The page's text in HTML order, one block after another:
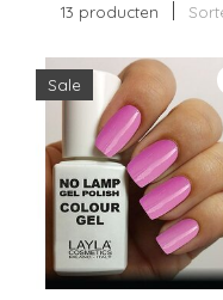
13 producten
Sale